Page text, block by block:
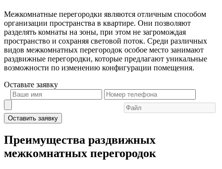
Межкомнатные перегородки являются отличным способом
организации пространства в квартире. Они позволяют
разделять комнаты на зоны, при этом не загромождая
пространство и сохраняя световой поток. Среди различных
видов межкомнатных перегородок особое место занимают
раздвижные перегородки, которые предлагают уникальные
возможности по изменению конфигурации помещения.
Оставьте заявку
Оставить заявку
Преимущества раздвижных
межкомнатных перегородок